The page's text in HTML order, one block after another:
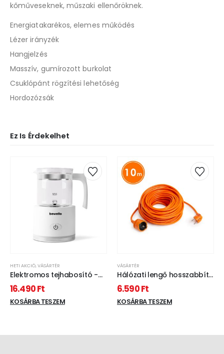
kőműveseknek, műszaki ellenőröknek.
Energiatakarékos, elemes működés
Lézer irányzék
Hangjelzés
Masszív, gumírozott burkolat
Csuklópánt rögzítési lehetőség
Hordozózsák
Ez Is Érdekelhet
HETI AKCIÓ,VÁSÁRTÉR
Elektromos tejhabosító -
220 - 240V - 600 W - fehér
16.490Ft
KOSÁRBA TESZEM
VÁSÁRTÉR
Hálózati lengő hosszabbító
10m
6.590Ft
KOSÁRBA TESZEM